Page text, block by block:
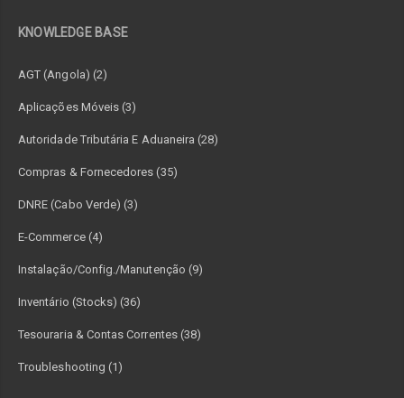
KNOWLEDGE BASE
AGT (Angola) (2)
Aplicações Móveis (3)
Autoridade Tributária E Aduaneira (28)
Compras & Fornecedores (35)
DNRE (Cabo Verde) (3)
E-Commerce (4)
Instalação/Config./Manutenção (9)
Inventário (Stocks) (36)
Tesouraria & Contas Correntes (38)
Troubleshooting (1)